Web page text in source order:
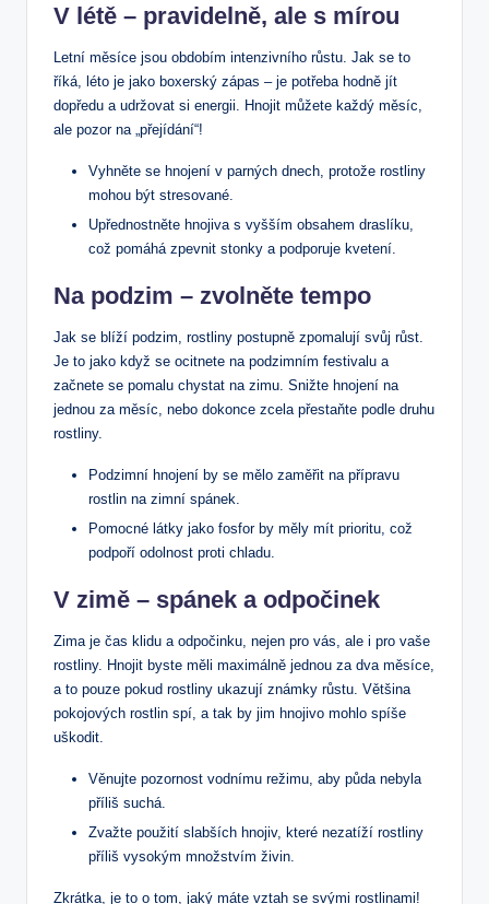
V létě – pravidelně, ale s mírou
Letní měsíce jsou obdobím intenzivního růstu. Jak se to
říká, léto je jako boxerský zápas – je potřeba hodně jít
dopředu a udržovat si energii. Hnojit můžete každý měsíc,
ale pozor na „přejídání“!
Vyhněte se hnojení v parných dnech, protože rostliny
mohou být stresované.
Upřednostněte hnojiva s vyšším obsahem draslíku,
což pomáhá zpevnit stonky a podporuje kvetení.
Na podzim – zvolněte tempo
Jak se blíží podzim, rostliny postupně zpomalují svůj růst.
Je to jako když se ocitnete na podzimním festivalu a
začnete se pomalu chystat na zimu. Snižte hnojení na
jednou za měsíc, nebo dokonce zcela přestaňte podle druhu
rostliny.
Podzimní hnojení by se mělo zaměřit na přípravu
rostlin na zimní spánek.
Pomocné látky jako fosfor by měly mít prioritu, což
podpoří odolnost proti chladu.
V zimě – spánek a odpočinek
Zima je čas klidu a odpočinku, nejen pro vás, ale i pro vaše
rostliny. Hnojit byste měli maximálně jednou za dva měsíce,
a to pouze pokud rostliny ukazují známky růstu. Většina
pokojových rostlin spí, a tak by jim hnojivo mohlo spíše
uškodit.
Věnujte pozornost vodnímu režimu, aby půda nebyla
příliš suchá.
Zvažte použití slabších hnojiv, které nezatíží rostliny
příliš vysokým množstvím živin.
Zkrátka, je to o tom, jaký máte vztah se svými rostlinami!